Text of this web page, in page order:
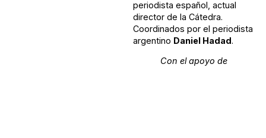
periodista español, actual
director de la Cátedra.
Coordinados por el periodista
argentino Daniel Hadad.
Con el apoyo de